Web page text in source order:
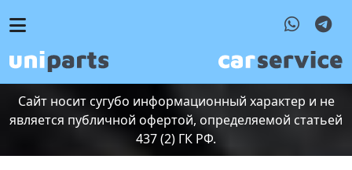
Сайт носит сугубо информационный характер и не
является публичной офертой, определяемой статьей
437 (2) ГК РФ.